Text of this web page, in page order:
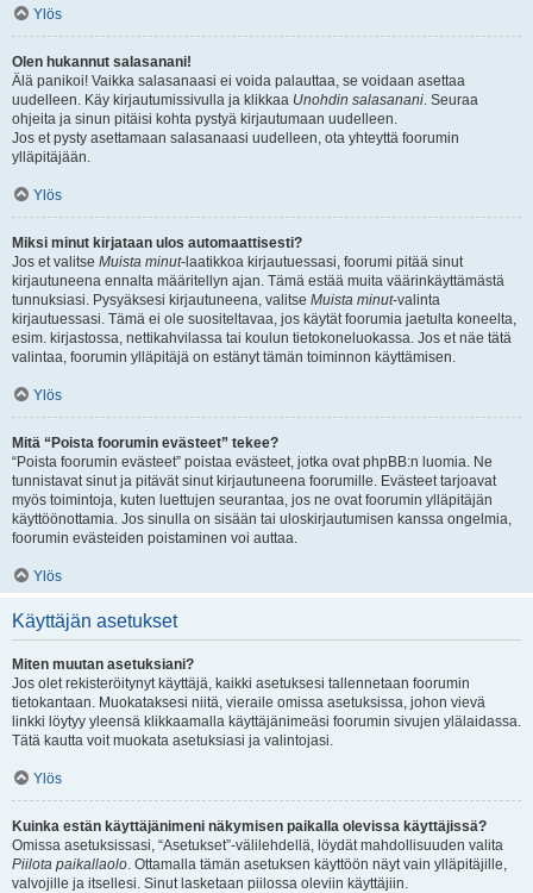
Ylös
Olen hukannut salasanani!
Älä panikoi! Vaikka salasanaasi ei voida palauttaa, se voidaan asettaa
uudelleen. Käy kirjautumissivulla ja klikkaa Unohdin salasanani. Seuraa
ohjeita ja sinun pitäisi kohta pystyä kirjautumaan uudelleen.
Jos et pysty asettamaan salasanaasi uudelleen, ota yhteyttä foorumin
ylläpitäjään.
Ylös
Miksi minut kirjataan ulos automaattisesti?
Jos et valitse Muista minut-laatikkoa kirjautuessasi, foorumi pitää sinut
kirjautuneena ennalta määritellyn ajan. Tämä estää muita väärinkäyttämästä
tunnuksiasi. Pysyäksesi kirjautuneena, valitse Muista minut-valinta
kirjautuessasi. Tämä ei ole suositeltavaa, jos käytät foorumia jaetulta koneelta,
esim. kirjastossa, nettikahvilassa tai koulun tietokoneluokassa. Jos et näe tätä
valintaa, foorumin ylläpitäjä on estänyt tämän toiminnon käyttämisen.
Ylös
Mitä “Poista foorumin evästeet” tekee?
“Poista foorumin evästeet” poistaa evästeet, jotka ovat phpBB:n luomia. Ne
tunnistavat sinut ja pitävät sinut kirjautuneena foorumille. Evästeet tarjoavat
myös toimintoja, kuten luettujen seurantaa, jos ne ovat foorumin ylläpitäjän
käyttöönottamia. Jos sinulla on sisään tai uloskirjautumisen kanssa ongelmia,
foorumin evästeiden poistaminen voi auttaa.
Ylös
Käyttäjän asetukset
Miten muutan asetuksiani?
Jos olet rekisteröitynyt käyttäjä, kaikki asetuksesi tallennetaan foorumin
tietokantaan. Muokataksesi niitä, vieraile omissa asetuksissa, johon vievä
linkki löytyy yleensä klikkaamalla käyttäjänimeäsi foorumin sivujen ylälaidassa.
Tätä kautta voit muokata asetuksiasi ja valintojasi.
Ylös
Kuinka estän käyttäjänimeni näkymisen paikalla olevissa käyttäjissä?
Omissa asetuksissasi, “Asetukset”-välilehdellä, löydät mahdollisuuden valita
Piilota paikallaolo. Ottamalla tämän asetuksen käyttöön näyt vain ylläpitäjille,
valvojille ja itsellesi. Sinut lasketaan piilossa oleviin käyttäjiin.